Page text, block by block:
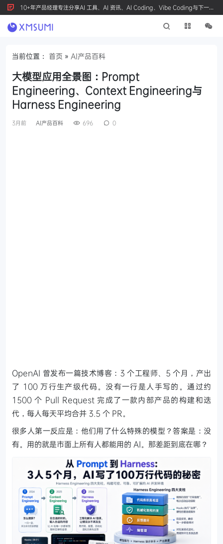
10+年产品经理专注分享AI 工具、AI 资讯、AI Coding、Vibe Coding与下一代
产品创新，按 Ctrl+D 收藏我们
当前位置： 首页 » AI产品百科
大模型应用全景图：Prompt
Engineering、Context Engineering与
Harness Engineering
3月前 AI产品百科 696 0
OpenAI 曾发布一篇技术博客：3 个工程师、5 个月，产出
了 100 万行生产级代码。没有一行是人手写的。通过约
1500 个 Pull Request 完成了一款内部产品的构建和迭
代，每人每天平均合并 3.5 个 PR。
很多人第一反应是：他们用了什么特殊的模型？答案是：没
有。用的就是市面上所有人都能用的 AI。那差距到底在哪？